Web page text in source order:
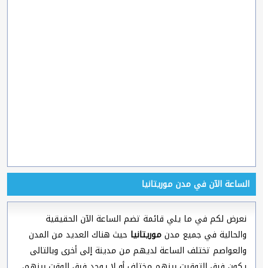
الساعة الآن في مدن موريتانيا
نعرض لكم في ما يلي قائمة تضم الساعة الآن الحقيقية
والحالية في جميع مدنموريتانيا حيث هناك العديد من المدن
والعواصم تختلف الساعة لديهم من مدينة إلى أخرى وبالتالى